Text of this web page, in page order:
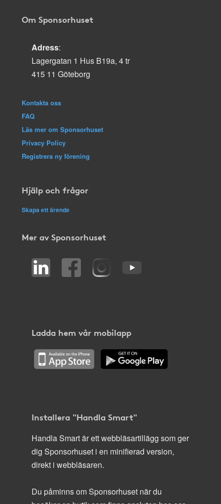
Om Sponsorhuset
Adress:
Lagergatan 1 Hus B19a, 4 tr
415 11 Göteborg
Kontakta oss
FAQ
Läs mer om Sponsorhuset
Privacy Policy
Registrera ny förening
Hjälp och frågor
Skapa ett ärende
Mer av Sponsorhuset
Ladda hem vår mobilapp
Installera "Handla Smart"
Handla Smart är ett webbläsartillägg som ger
dig Sponsorhuset i en minifierad version,
direkt i webbläsaren.
Du påminns om Sponsorhuset när du